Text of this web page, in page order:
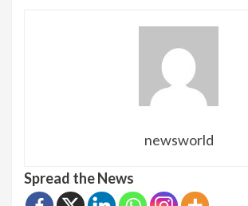
newsworld
Spread the News